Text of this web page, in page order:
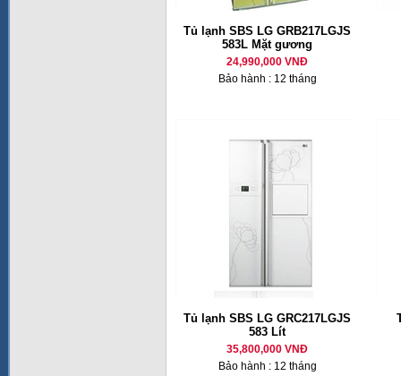
Tủ lạnh SBS LG GRB217LGJS
583L Mặt gương
24,990,000 VNĐ
Bảo hành : 12 tháng
Tủ lạnh SBS LG GRC217LGJS
583 Lít
35,800,000 VNĐ
Bảo hành : 12 tháng